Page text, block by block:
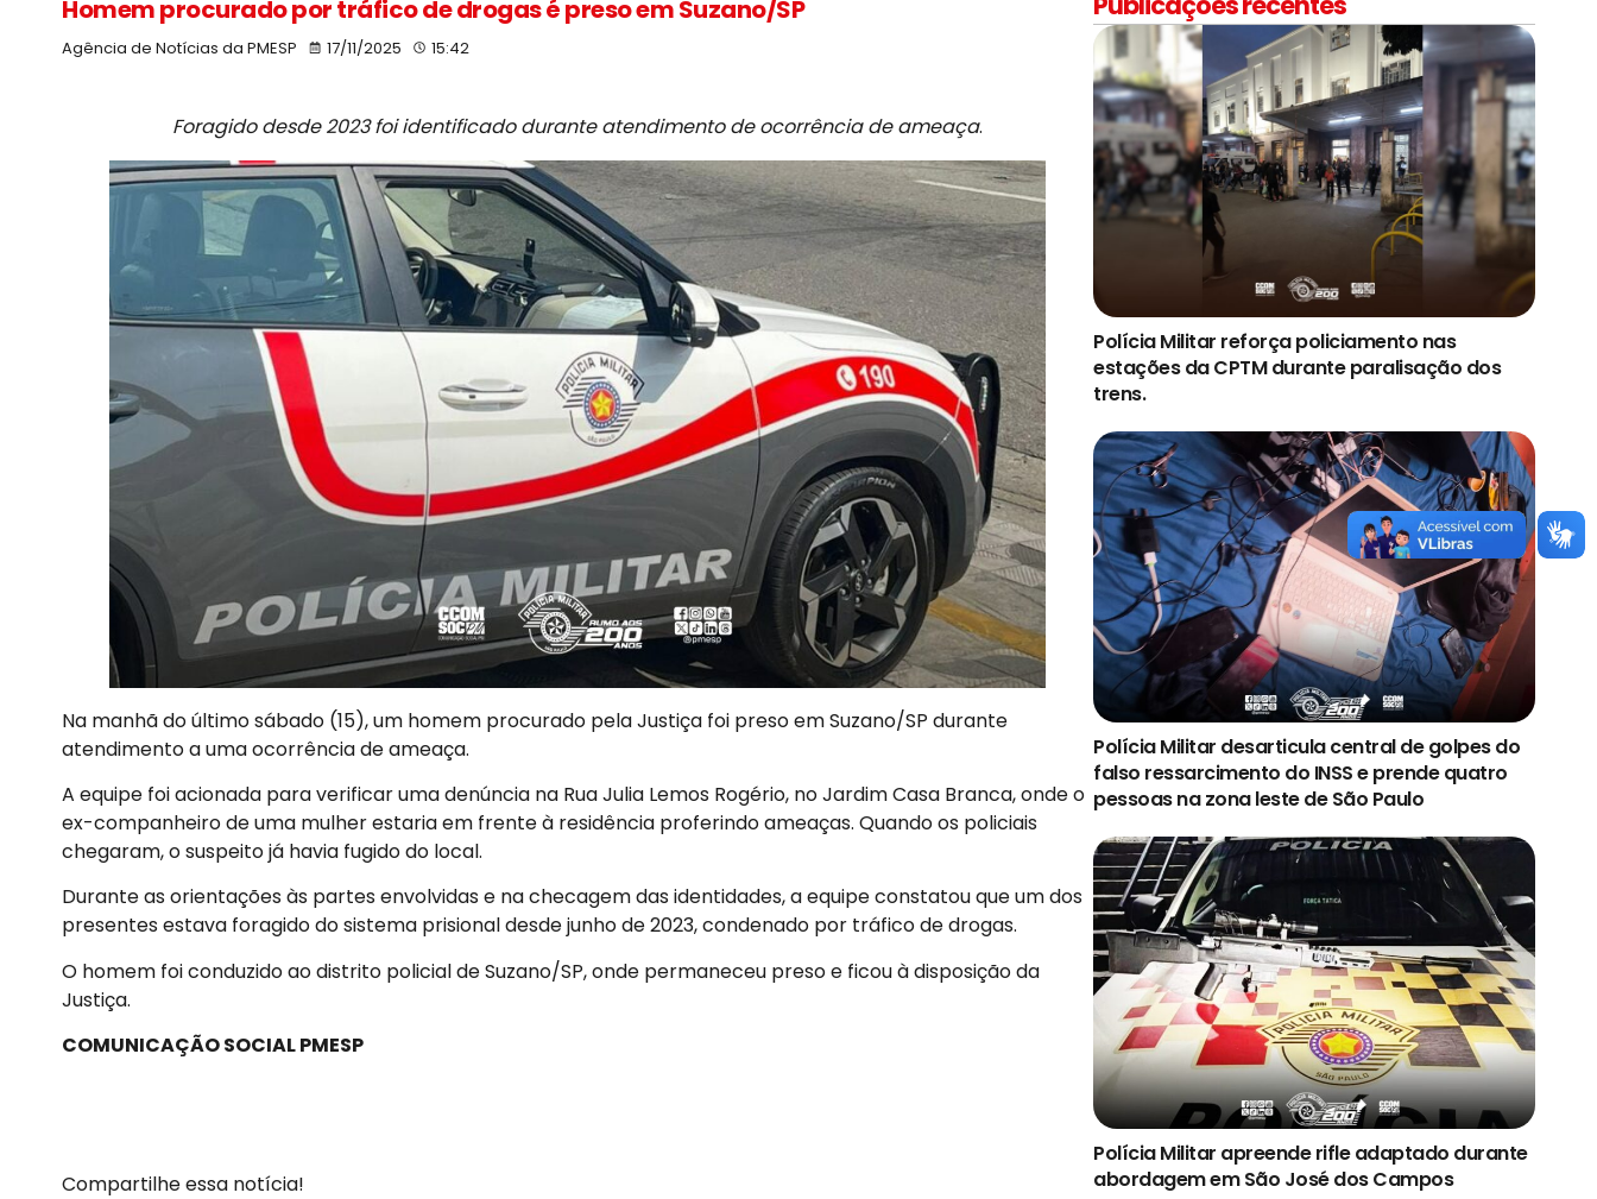
Homem procurado por tráfico de drogas é preso em Suzano/SP
Agência de Notícias da PMESP 17/11/2025 15:42
Foragido desde 2023 foi identificado durante atendimento de ocorrência de ameaça.
Na manhã do último sábado (15), um homem procurado pela Justiça foi preso em Suzano/SP durante
atendimento a uma ocorrência de ameaça.
A equipe foi acionada para verificar uma denúncia na Rua Julia Lemos Rogério, no Jardim Casa Branca, onde o
ex-companheiro de uma mulher estaria em frente à residência proferindo ameaças. Quando os policiais
chegaram, o suspeito já havia fugido do local.
Durante as orientações às partes envolvidas e na checagem das identidades, a equipe constatou que um dos
presentes estava foragido do sistema prisional desde junho de 2023, condenado por tráfico de drogas.
O homem foi conduzido ao distrito policial de Suzano/SP, onde permaneceu preso e ficou à disposição da
Justiça.
COMUNICAÇÃO SOCIAL PMESP
Compartilhe essa notícia!
Polícia Militar reforça policiamento nas
estações da CPTM durante paralisação dos
trens.
Polícia Militar desarticula central de golpes do
falso ressarcimento do INSS e prende quatro
pessoas na zona leste de São Paulo
Polícia Militar apreende rifle adaptado durante
abordagem em São José dos Campos